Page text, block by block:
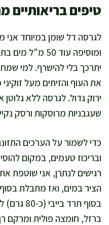
טיפים
ומוסיפה עוד 50
יתרכך בלי להישרף. למי
את העוף והזיתים מעל
ירוק גדול. לגרסה ללא גלוטן
שעגבניות מרוסקות ורסק
כדי לשמור על הערכים
ובריכוז טעמים, במקום
רגישים לנתרן, אני שוטפת
הציר במים, ואז מתבלת
בסוף תרד
ברזל, חומצה פולית ומרקם